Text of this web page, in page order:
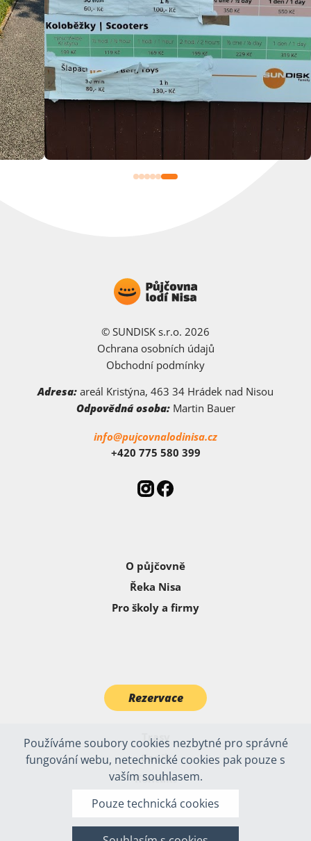
© SUNDISK s.r.o. 2026
Ochrana osobních údajů
Obchodní podmínky
Adresa: areál Kristýna, 463 34 Hrádek nad Nisou
Odpovědná osoba:Martin Bauer
info@pujcovnalodinisa.cz
+420 775 580 399
O půjčovně
Řeka Nisa
Pro školy a firmy
Rezervace
Trasy
Ceník
Kontakt
Používáme soubory cookies nezbytné pro správné
fungování webu, netechnické cookies pak pouze s
vaším souhlasem.
Pouze technická cookies